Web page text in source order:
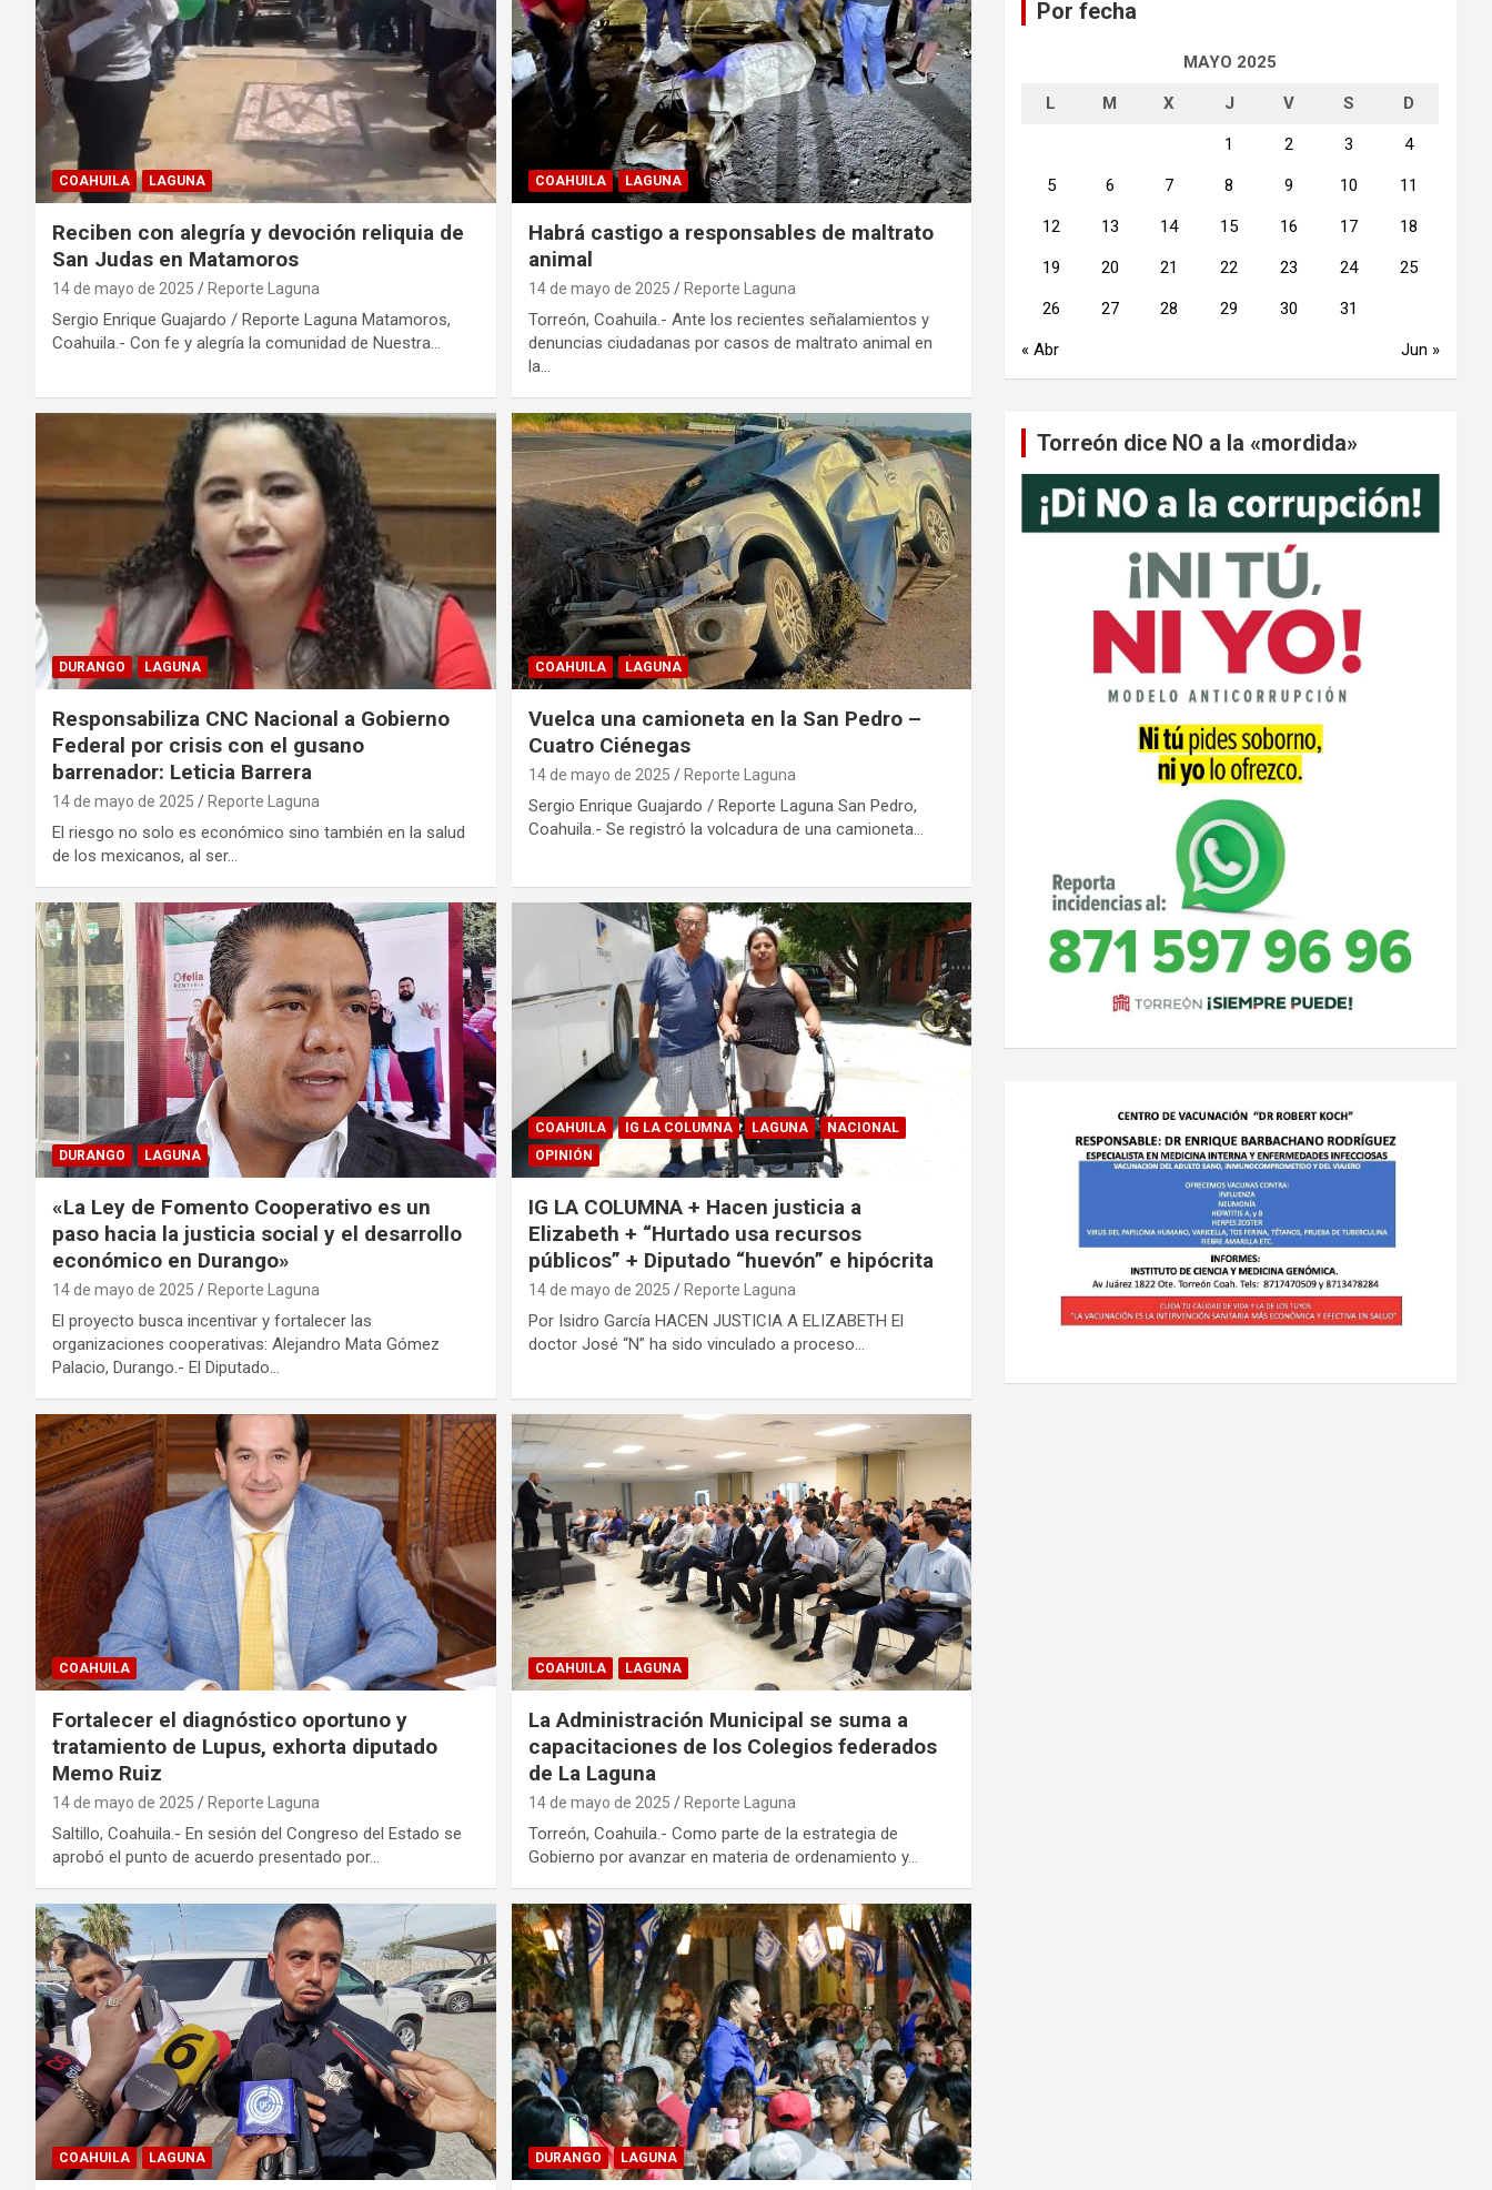
COAHUILA LAGUNA
Reciben con alegría y devoción reliquia de
San Judas en Matamoros
14 de mayo de 2025 Reporte Laguna
Sergio Enrique Guajardo / Reporte Laguna Matamoros,
Coahuila.- Con fe y alegría la comunidad de Nuestra…
COAHUILA LAGUNA
Habrá castigo a responsables de maltrato
animal
14 de mayo de 2025 Reporte Laguna
Torreón, Coahuila.- Ante los recientes señalamientos y
denuncias ciudadanas por casos de maltrato animal en
la…
DURANGO LAGUNA
Responsabiliza CNC Nacional a Gobierno
Federal por crisis con el gusano
barrenador: Leticia Barrera
14 de mayo de 2025 Reporte Laguna
El riesgo no solo es económico sino también en la salud
de los mexicanos, al ser…
COAHUILA LAGUNA
Vuelca una camioneta en la San Pedro –
Cuatro Ciénegas
14 de mayo de 2025 Reporte Laguna
Sergio Enrique Guajardo / Reporte Laguna San Pedro,
Coahuila.- Se registró la volcadura de una camioneta…
DURANGO LAGUNA
«La Ley de Fomento Cooperativo es un
paso hacia la justicia social y el desarrollo
económico en Durango»
14 de mayo de 2025 Reporte Laguna
El proyecto busca incentivar y fortalecer las
organizaciones cooperativas: Alejandro Mata Gómez
Palacio, Durango.- El Diputado…
COAHUILA IG LA COLUMNA LAGUNA
NACIONAL
OPINIÓN
IG LA COLUMNA + Hacen justicia a
Elizabeth + “Hurtado usa recursos
públicos” + Diputado “huevón” e hipócrita
14 de mayo de 2025 Reporte Laguna
Por Isidro García HACEN JUSTICIA A ELIZABETH El
doctor José “N” ha sido vinculado a proceso…
COAHUILA
Fortalecer el diagnóstico oportuno y
tratamiento de Lupus, exhorta diputado
Memo Ruiz
14 de mayo de 2025 Reporte Laguna
Saltillo, Coahuila.- En sesión del Congreso del Estado se
aprobó el punto de acuerdo presentado por…
COAHUILA LAGUNA
La Administración Municipal se suma a
capacitaciones de los Colegios federados
de La Laguna
14 de mayo de 2025 Reporte Laguna
Torreón, Coahuila.- Como parte de la estrategia de
Gobierno por avanzar en materia de ordenamiento y…
COAHUILA LAGUNA DURANGO LAGUNA
Por fecha
MAYO 2025
L M X J V S D
1 2 3 4
5 6 7 8 9 10 11
12 13 14 15 16 17 18
19 20 21 22 23 24 25
26 27 28 29 30 31
« Abr Jun »
Torreón dice NO a la «mordida»